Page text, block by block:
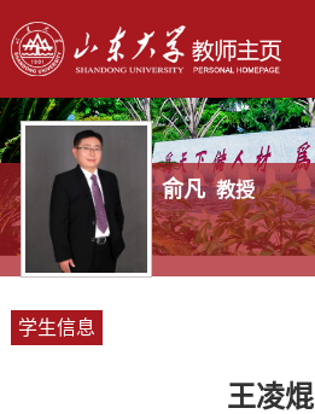
俞凡 教授
学生信息
王凌焜